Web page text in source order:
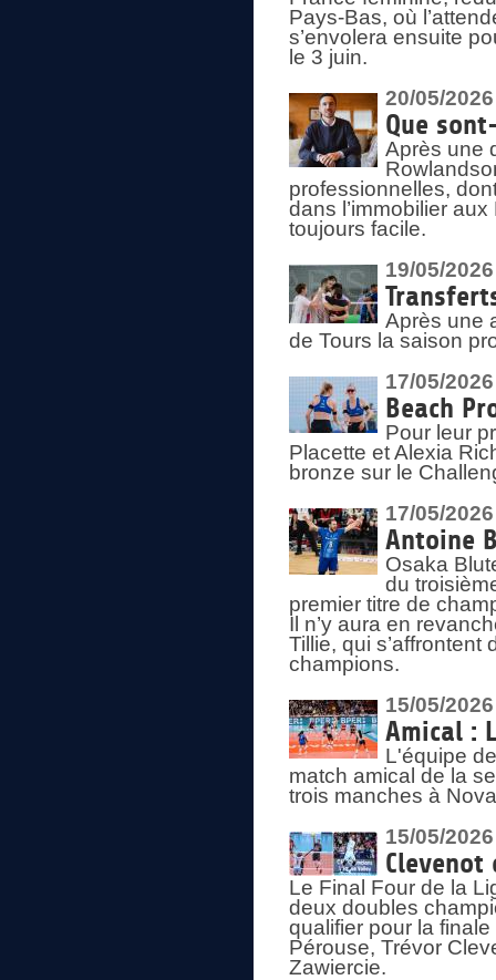
Pays-Bas, où
s’envolera ensuite
le 3 juin.
20/05/2026
Que
Après une
professionnelles,
dans l’immobilier
toujours facile.
19/05/2026
Après une
de Tours la saison
17/05/2026
Beach
Pour leur
Placette et Alexia
bronze sur le
17/05/2026
Antoine
Osaka
du
premier titre de
Il n’y aura en
Tillie, qui
champions.
15/05/2026
Amical :
L'équipe
match amical de la
trois manches à
15/05/2026
Le Final Four de la
deux doubles
qualifier pour la
Pérouse, Trévor
Zawiercie.